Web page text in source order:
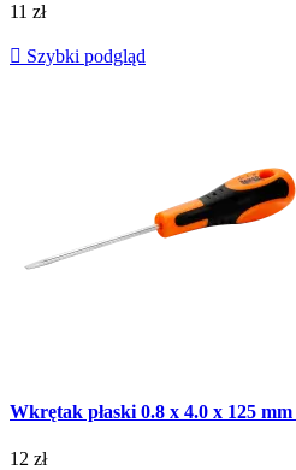
11 zł
 Szybki podgląd
Wkrętak płaski 0.8 x 4.0 x 125
12 zł